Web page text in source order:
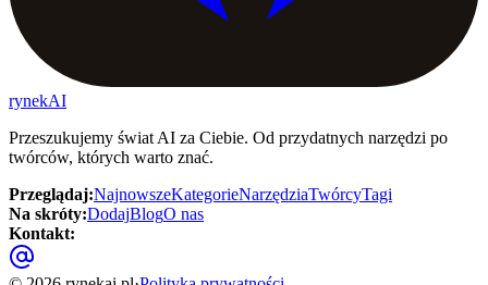
rynekAI
Przeszukujemy świat AI za Ciebie. Od przydatnych narzędzi po
twórców, których warto znać.
Przeglądaj:NajnowszeKategorieNarzędziaTwórcyTagi
Na skróty:DodajBlogO nas
Kontakt: